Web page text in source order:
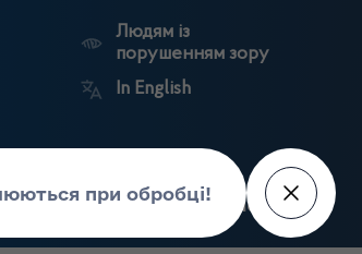
Людям із
порушенням зору
In English
Пошук